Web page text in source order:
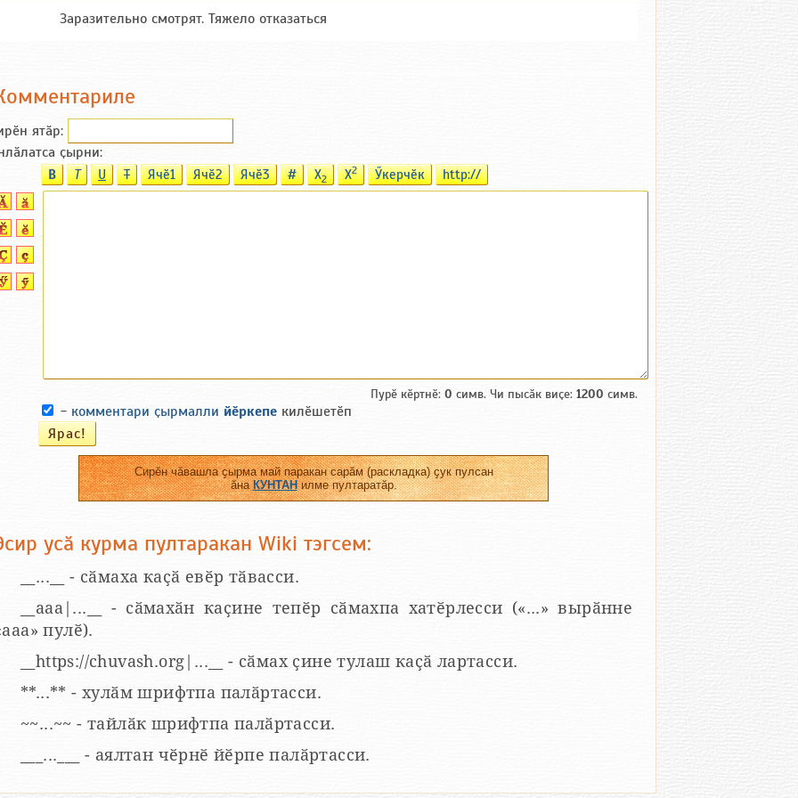
Заразительно смотрят. Тяжело отказаться
ятӑp:
ҫырни:
B T U T Ячӗ1 Ячӗ2 Ячӗ3 # X2 X2 Ӳкерчӗк http://
Пурӗ кӗртнӗ: 0 симв. Чи пысӑк виҫе: 1200 симв.
- комментари ҫырмалли йӗркепе килӗшетӗп
Сирӗн чӑвашла ҫырма май паракан сарӑм (раскладка) ҫук пулсан
ӑнаКУНТАНилме пултаратӑр.
усӑ курма пултаракан Wiki тэгсем:
__...__ - сӑмаха каҫӑ евӗр тӑвасси.
__aaa|...__ - сӑмахӑн каҫине тепӗр сӑмахпа хатӗрлесси («...» вырӑнне
пулӗ).
__https://chuvash.org|...__ - сӑмах ҫине тулаш каҫӑ лартасси.
**...** - хулӑм шрифтпа палӑртасси.
~~...~~ - тайлӑк шрифтпа палӑртасси.
___...___ - аялтан чӗрнӗ йӗрпе палӑртасси.